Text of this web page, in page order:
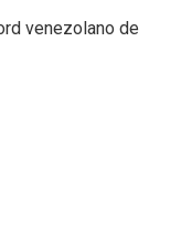
venezolano de